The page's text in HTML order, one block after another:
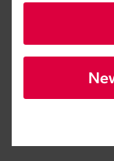
Cymru